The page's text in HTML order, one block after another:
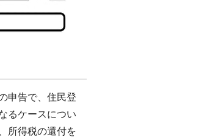
申告で、住民登
るケースについ
所得税の還付を